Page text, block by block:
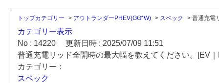
トップカテゴリー > アウトランダーPHEV(GG*W) > スペック > 普通充電
カテゴリー表示
No : 14220
更新日時 : 2025/07/09 11:51
普通充電リッド全開時の最大幅を教えてください。[EV
カテゴリー：
スペック